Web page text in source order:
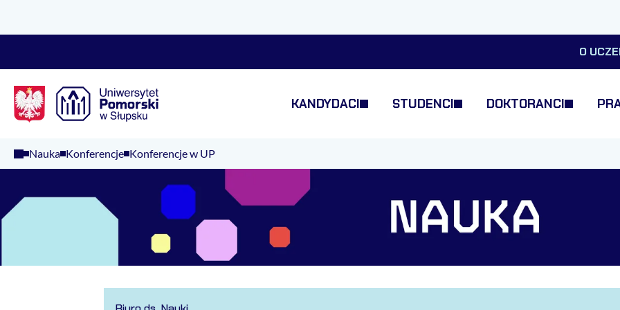
O
KANDYDACI STUDENCI DOKTORANCI
Nauka Konferencje Konferencje w UP